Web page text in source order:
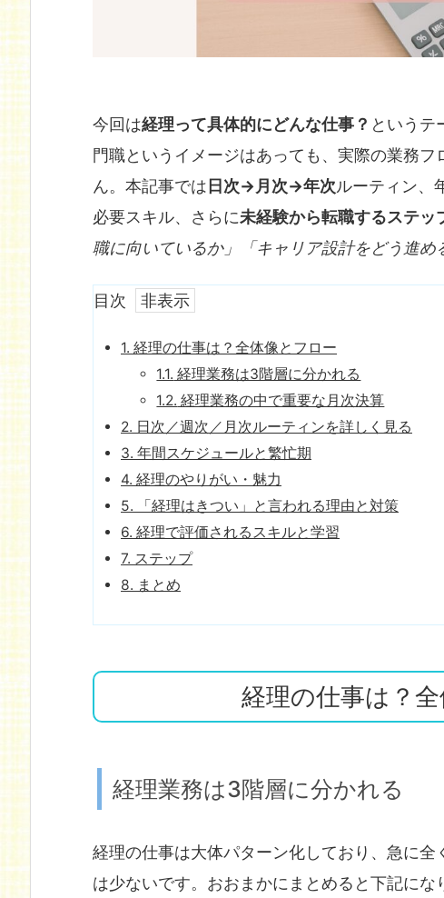
今回は経理って具体的にどんな仕事？ というテ
門職というイメージはあっても、実際の業務
ん。本記事では 日次→月次→年次ルーティン、
必要スキル、さらに未経験から転職するステッ
職に向いているか」「キャリア設計をどう進め
目次
1. 経理の仕事は？全体像とフロー
1.1. 経理業務は3階層に分かれる
1.2. 経理業務の中で重要な月次決算
2. 日次／週次／月次ルーティンを詳しく見る
3. 年間スケジュールと繁忙期
4. 経理のやりがい・魅力
5. 「経理はきつい」と言われる理由と対策
6. 経理で評価されるスキルと学習
7. ステップ
8. まとめ
経理の仕事は？
経理業務は3階層に分かれる
経理の仕事は大体パターン化しており、急に
は少ないです。おおまかにまとめると下記にな